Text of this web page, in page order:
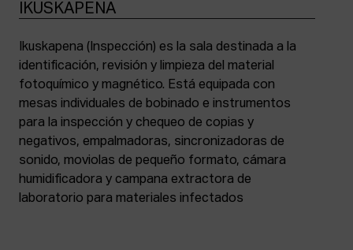
IKUSKAPENA
Ikuskapena (Inspección) es la sala destinada a la
identificación, revisión y limpieza del material
fotoquímico y magnético. Está equipada con
mesas individuales de bobinado e instrumentos
para la inspección y chequeo de copias y
negativos, empalmadoras, sincronizadoras de
sonido, moviolas de pequeño formato, cámara
humidificadora y campana extractora de
laboratorio para materiales infectados